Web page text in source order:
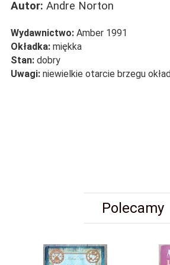
Autor: Andre Norton
Wydawnictwo: Amber 1991
Okładka: miękka
Stan: dobry
Uwagi: niewielkie otarcie brzegu
Polecamy